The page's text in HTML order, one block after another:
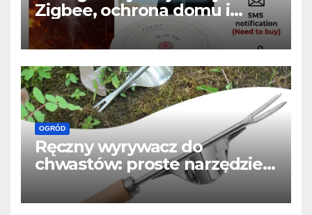
Zigbee, ochrona domu i
powiadomienia w telefonie
OGRÓD
Ręczny wyrywacz do
chwastów: proste narzędzie,
które usuwa chwasty z
korzeniem